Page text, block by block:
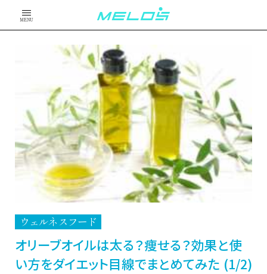
MENU
ウェルネスフード
オリーブオイルは太る？痩せる？効果と使
い方をダイエット目線でまとめてみた (1/2)